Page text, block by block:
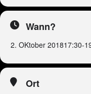
Wann?
2. OKtober 201817:30-
Ort